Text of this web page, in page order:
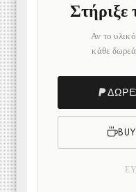
Στήριξε
Αν το
κάθε